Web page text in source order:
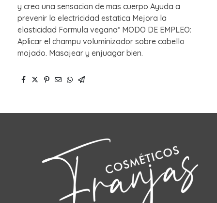
y crea una sensacion de mas cuerpo Ayuda a
prevenir la electricidad estatica Mejora la
elasticidad Formula vegana* MODO DE EMPLEO:
Aplicar el champu voluminizador sobre cabello
mojado. Masajear y enjuagar bien.